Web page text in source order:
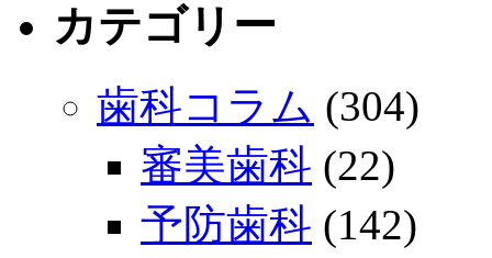
カテゴリー
歯科コラム (304)
審美歯科 (22)
予防歯科 (142)